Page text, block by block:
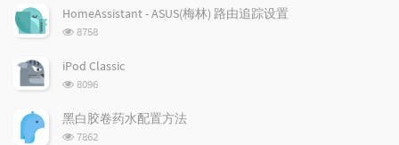
次
HomeAssistant - ASUS(梅林) 路由追踪设置
浏
次
8758
iPod Classic
浏
次
数:
8096
黑白胶卷药水配置方法
浏
7862